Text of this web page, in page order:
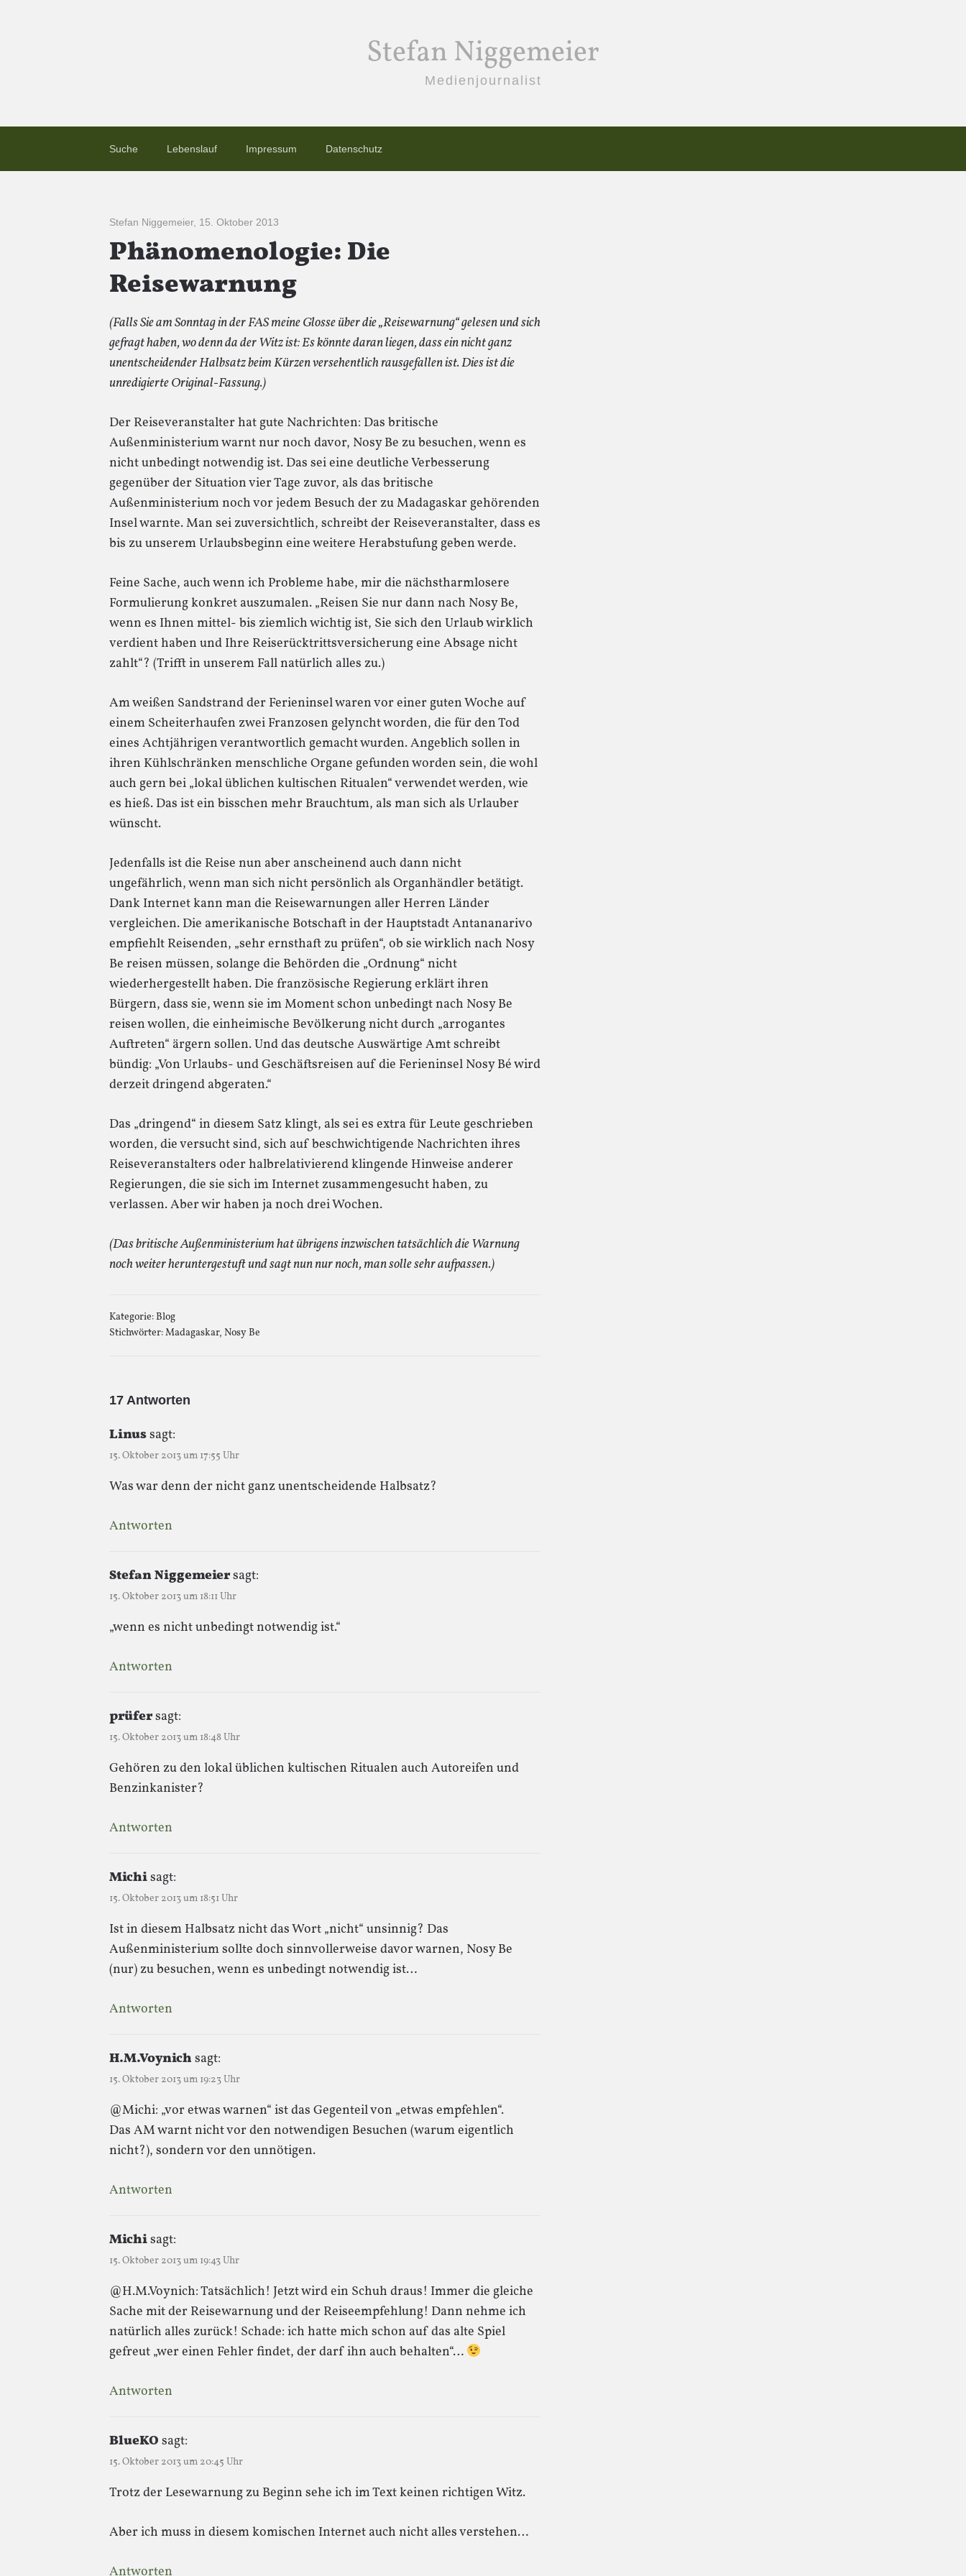
Stefan Niggemeier
Medienjournalist
Suche Lebenslauf Impressum Datenschutz
Stefan Niggemeier, 15. Oktober 2013
Phänomenologie: Die
Reisewarnung
(Falls Sie am Sonntag in der FAS meine Glosse über die „Reisewarnung“ gelesen und sich
gefragt haben, wo denn da der Witz ist: Es könnte daran liegen, dass ein nicht ganz
unentscheidender Halbsatz beim Kürzen versehentlich rausgefallen ist. Dies ist die
unredigierte Original-Fassung.)
Der Reiseveranstalter hat gute Nachrichten: Das britische
Außenministerium warnt nur noch davor, Nosy Be zu besuchen, wenn es
nicht unbedingt notwendig ist. Das sei eine deutliche Verbesserung
gegenüber der Situation vier Tage zuvor, als das britische
Außenministerium noch vor jedem Besuch der zu Madagaskar gehörenden
Insel warnte. Man sei zuversichtlich, schreibt der Reiseveranstalter, dass es
bis zu unserem Urlaubsbeginn eine weitere Herabstufung geben werde.
Feine Sache, auch wenn ich Probleme habe, mir die nächstharmlosere
Formulierung konkret auszumalen. „Reisen Sie nur dann nach Nosy Be,
wenn es Ihnen mittel- bis ziemlich wichtig ist, Sie sich den Urlaub wirklich
verdient haben und Ihre Reiserücktrittsversicherung eine Absage nicht
zahlt“? (Trifft in unserem Fall natürlich alles zu.)
Am weißen Sandstrand der Ferieninsel waren vor einer guten Woche auf
einem Scheiterhaufen zwei Franzosen gelyncht worden, die für den Tod
eines Achtjährigen verantwortlich gemacht wurden. Angeblich sollen in
ihren Kühlschränken menschliche Organe gefunden worden sein, die wohl
auch gern bei „lokal üblichen kultischen Ritualen“ verwendet werden, wie
es hieß. Das ist ein bisschen mehr Brauchtum, als man sich als Urlauber
wünscht.
Jedenfalls ist die Reise nun aber anscheinend auch dann nicht
ungefährlich, wenn man sich nicht persönlich als Organhändler betätigt.
Dank Internet kann man die Reisewarnungen aller Herren Länder
vergleichen. Die amerikanische Botschaft in der Hauptstadt Antananarivo
empfiehlt Reisenden, „sehr ernsthaft zu prüfen“, ob sie wirklich nach Nosy
Be reisen müssen, solange die Behörden die „Ordnung“ nicht
wiederhergestellt haben. Die französische Regierung erklärt ihren
Bürgern, dass sie, wenn sie im Moment schon unbedingt nach Nosy Be
reisen wollen, die einheimische Bevölkerung nicht durch „arrogantes
Auftreten“ ärgern sollen. Und das deutsche Auswärtige Amt schreibt
bündig: „Von Urlaubs- und Geschäftsreisen auf die Ferieninsel Nosy Bé wird
derzeit dringend abgeraten.“
Das „dringend“ in diesem Satz klingt, als sei es extra für Leute geschrieben
worden, die versucht sind, sich auf beschwichtigende Nachrichten ihres
Reiseveranstalters oder halbrelativierend klingende Hinweise anderer
Regierungen, die sie sich im Internet zusammengesucht haben, zu
verlassen. Aber wir haben ja noch drei Wochen.
(Das britische Außenministerium hat übrigens inzwischen tatsächlich die Warnung
noch weiter heruntergestuft und sagt nun nur noch, man solle sehr aufpassen.)
Kategorie:Blog
Stichwörter:Madagaskar, Nosy Be
17 Antworten
Linussagt:
15. Oktober 2013 um 17:55 Uhr
Was war denn der nicht ganz unentscheidende Halbsatz?
Antworten
Stefan Niggemeiersagt:
15. Oktober 2013 um 18:11 Uhr
„wenn es nicht unbedingt notwendig ist.“
Antworten
prüfersagt:
15. Oktober 2013 um 18:48 Uhr
Gehören zu den lokal üblichen kultischen Ritualen auch Autoreifen und
Benzinkanister?
Antworten
Michisagt:
15. Oktober 2013 um 18:51 Uhr
Ist in diesem Halbsatz nicht das Wort „nicht“ unsinnig? Das
Außenministerium sollte doch sinnvollerweise davor warnen, Nosy Be
(nur) zu besuchen, wenn es unbedingt notwendig ist…
Antworten
H.M.Voynich sagt:
15. Oktober 2013 um 19:23 Uhr
@Michi: „vor etwas warnen“ ist das Gegenteil von „etwas empfehlen“.
Das AM warnt nicht vor den notwendigen Besuchen (warum eigentlich
nicht?), sondern vor den unnötigen.
Antworten
Michisagt:
15. Oktober 2013 um 19:43 Uhr
@H.M.Voynich: Tatsächlich! Jetzt wird ein Schuh draus! Immer die gleiche
Sache mit der Reisewarnung und der Reiseempfehlung! Dann nehme ich
natürlich alles zurück! Schade: ich hatte mich schon auf das alte Spiel
gefreut „wer einen Fehler findet, der darf ihn auch behalten“…
Antworten
BlueKO sagt:
15. Oktober 2013 um 20:45 Uhr
Trotz der Lesewarnung zu Beginn sehe ich im Text keinen richtigen Witz.
Aber ich muss in diesem komischen Internet auch nicht alles verstehen…
Antworten